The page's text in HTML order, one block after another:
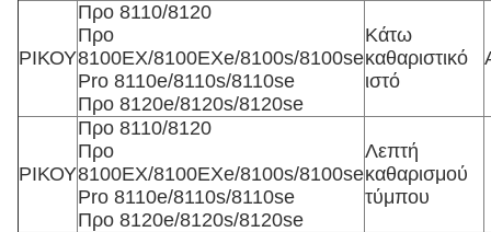
ΡΙΚΟΥ
Προ 8110/8120
Προ
8100EX/8100EXe/8100s/8100se
Pro 8110e/8110s/8110se
Προ 8120e/8120s/8120se
Κάτω
καθαριστικό
ιστό
ΡΙΚΟΥ
Προ 8110/8120
Προ
8100EX/8100EXe/8100s/8100se
Pro 8110e/8110s/8110se
Προ 8120e/8120s/8120se
Λεπτή
καθαρισμού
τύμπου